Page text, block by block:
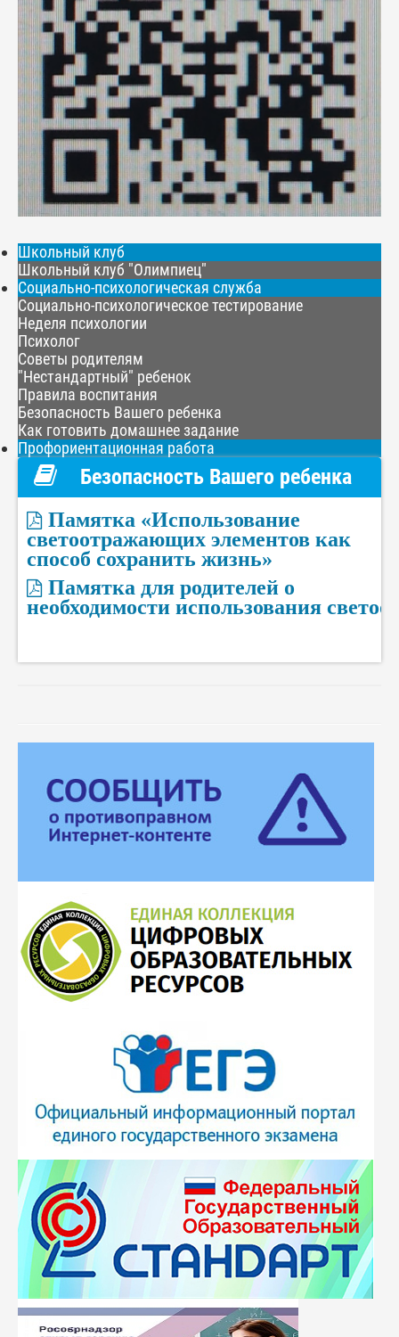
Школьный клуб
Школьный клуб "Олимпиец"
Социально-психологическая служба
Социально-психологическое тестирование
Неделя психологии
Психолог
Советы родителям
"Нестандартный" ребенок
Правила воспитания
Безопасность Вашего ребенка
Как готовить домашнее задание
Профориентационная работа
Безопасность Вашего ребенка
Памятка «Использование
светоотражающих элементов как
способ сохранить жизнь»
Памятка для родителей о
необходимости использования